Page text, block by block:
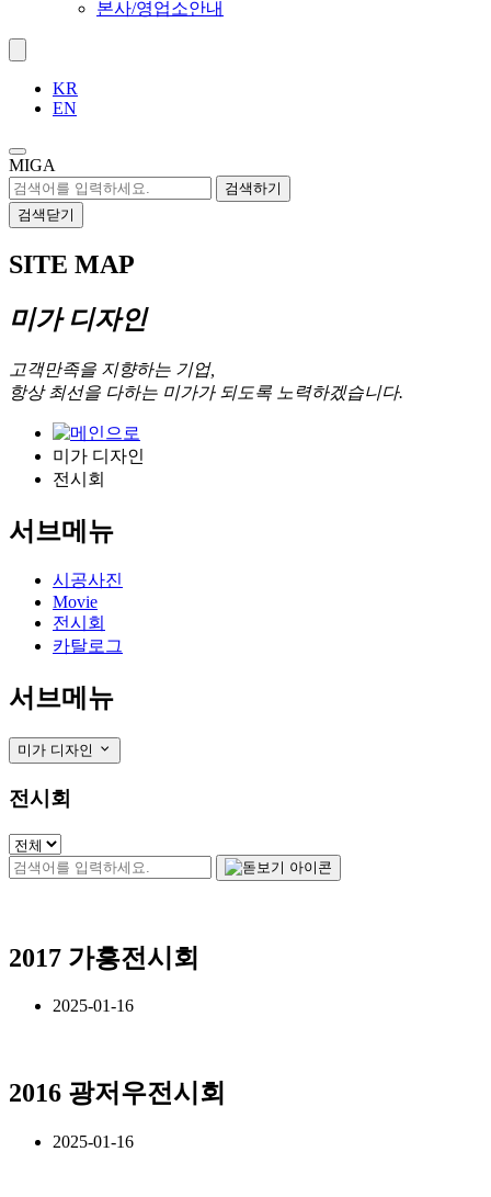
본사/영업소안내
KR
EN
MIGA
검색하기
검색닫기
SITE MAP
미가 디자인
고객만족을 지향하는 기업,
항상 최선을 다하는 미가가 되도록 노력하겠습니다.
미가 디자인
전시회
서브메뉴
시공사진
Movie
전시회
카탈로그
서브메뉴
미가 디자인
전시회
2017 가흥전시회
2025-01-16
2016 광저우전시회
2025-01-16